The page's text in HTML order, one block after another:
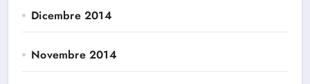
Dicembre 2014
Novembre 2014